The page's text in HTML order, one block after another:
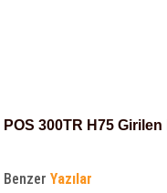
POS 300TR H75
Benzer Yazılar